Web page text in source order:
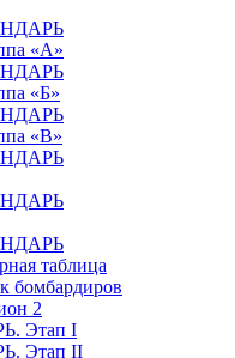
«А»
«Б»
«В»
таблица
бомбардиров
2
Этап I
Этап II